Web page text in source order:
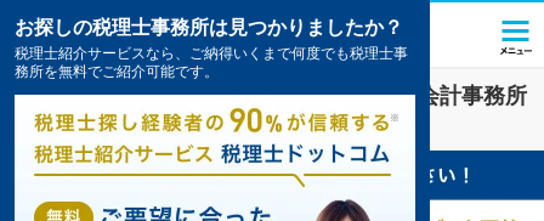
習志野で税金・お金対策を扱う税理士・会計事務所
の一覧1件掲載中
お探しの税理士事務所は見つかりましたか？
税理士紹介サービスなら、ご納得いくまで何度でも税理士事
務所を無料でご紹介可能です。